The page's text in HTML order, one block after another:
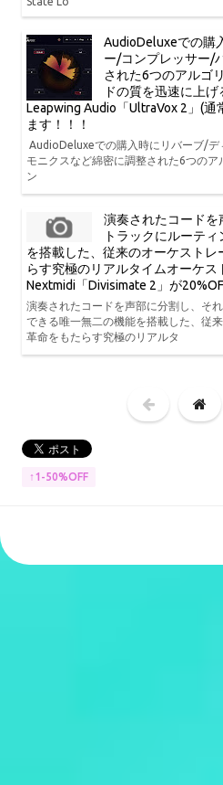
AudioDeluxeでの購
ー/コンプレッサー/
された6つのアルゴ
ドの質を迅速に上
Leapwing Audio「UltraVox 2」(通
ます！！！
AudioDeluxeでの購入時にリバーブ/
モニクスなど綿密に調整された6つの
ン
演奏されたコード
トラックにルーテ
を搭載した、従来のオーケスト
らす究極のリアルタイムオーケ
Nextmidi「Divisimate 2」が
演奏されたコードを声部に分割し、そ
できる唯一無二の機能を搭載した、従
革命をもたらす究極のリアルタ
↑1-50%OFF